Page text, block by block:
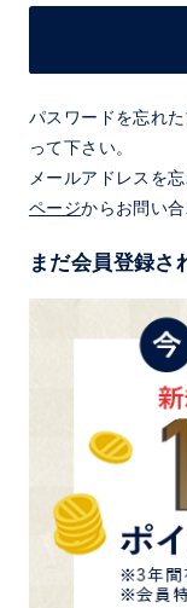
パスワードを忘れ
って下さい。
メールアドレスを
ページからお問い合
まだ会員登録さ